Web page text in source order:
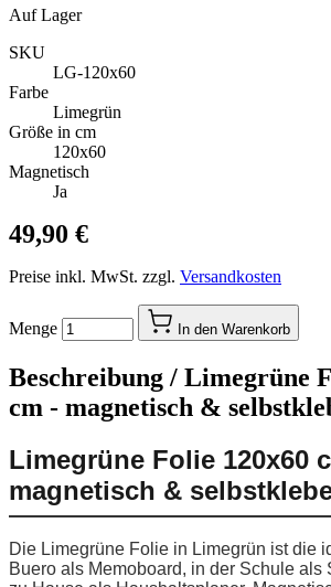
Auf Lager
SKU
LG-120x60
Farbe
Limegrün
Größe in cm
120x60
Magnetisch
Ja
49,90 €
Preise inkl. MwSt. zzgl. Versandkosten
Menge In den Warenkorb
Beschreibung / Limegrüne
cm - magnetisch &
Limegrüne Folie 120x60
magnetisch &
Die Limegrüne Folie in Limegrün ist die
Buero als Memoboard, in der Schule als